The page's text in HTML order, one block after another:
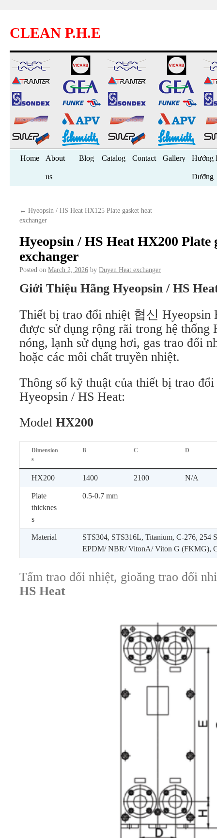
CLEAN P.H.E
Skip
Home About
us
Blog Catalog Contact Gallery Hướng
Dưỡng
← Hyeopsin / HS Heat HX125 Plate gasket heat
exchanger
Hyeopsin / HS Heat HX200 Plate
exchanger
Posted on March 2, 2026 by Duyen Heat exchanger
Giới Thiệu Hãng Hyeopsin / HS
Thiết bị trao đổi nhiệt 협신 Hyeopsin
được sử dụng rộng rãi trong hệ thống
nóng, lạnh sử dụng hơi, gas trao đổi
hoặc các môi chất truyền nhiệt.
Thông số kỹ thuật của thiết bị trao
Hyeopsin / HS Heat:
Model HX200
Dimension
s
B C D
HX200 1400 2100 N/A
Plate
thicknes
s
0.5-0.7 mm
Material
STS304, STS316L, Titanium, C-276, 254
EPDM/ NBR/ VitonA/ Viton G (FKMG),
Tấm trao đổi nhiệt, gioăng trao đổi
HS Heat